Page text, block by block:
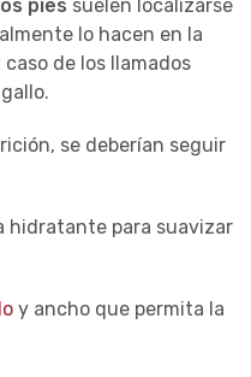
pies suelen localizarse
lo hacen en la
de los llamados
se deberían seguir
hidratante para suavizar
y ancho que permita la